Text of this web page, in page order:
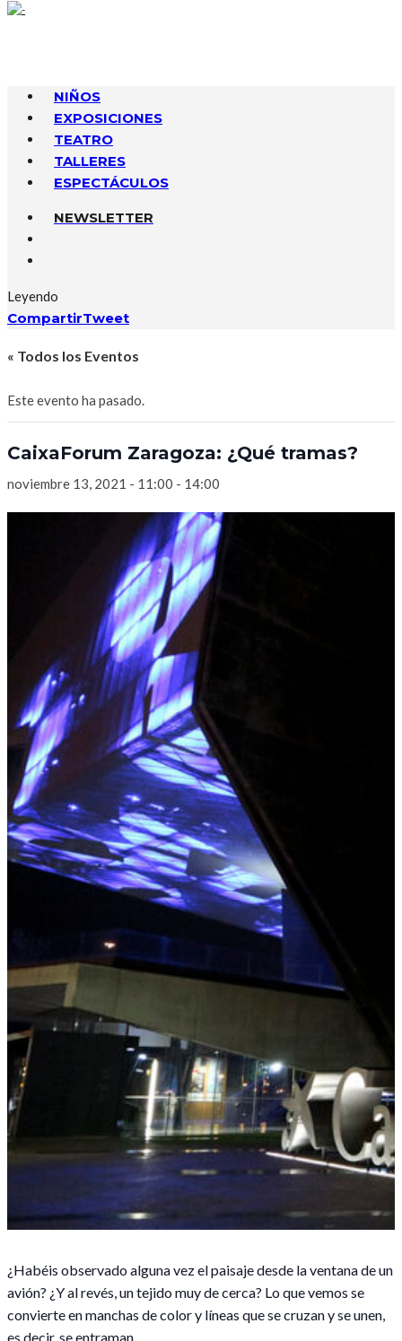
NIÑOS
EXPOSICIONES
TEATRO
TALLERES
ESPECTÁCULOS
NEWSLETTER
Leyendo
CompartirTweet
« Todos los Eventos
Este evento ha pasado.
CaixaForum Zaragoza: ¿Qué tramas?
noviembre 13, 2021 - 11:00 - 14:00
¿Habéis observado alguna vez el paisaje desde la ventana de un
avión? ¿Y al revés, un tejido muy de cerca? Lo que vemos se
convierte en manchas de color y líneas que se cruzan y se unen,
es decir, se entraman.